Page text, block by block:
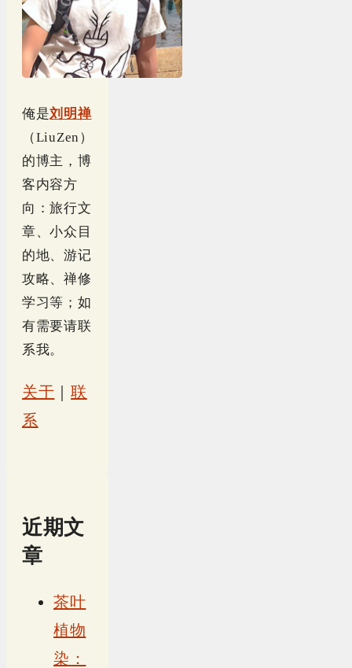
俺是刘明禅
（LiuZen）
的博主，博
客内容方
向：旅行文
章、小众目
的地、游记
攻略、禅修
学习等；如
有需要请联
系我。
关于 ｜联
系
近期文
章
茶叶
植物
染：